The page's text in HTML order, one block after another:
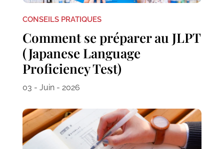
CONSEILS PRATIQUES
Comment se préparer au JLPT
(Japanese Language
Proficiency Test)
03 - Juin - 2026